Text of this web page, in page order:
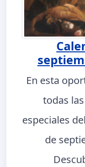
En esta
todas
especiales
de